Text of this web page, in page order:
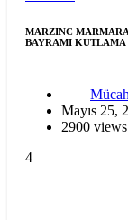
MARZINC
BAYRAMI KUTLAMA
Mayıs 25,
2900 views
4